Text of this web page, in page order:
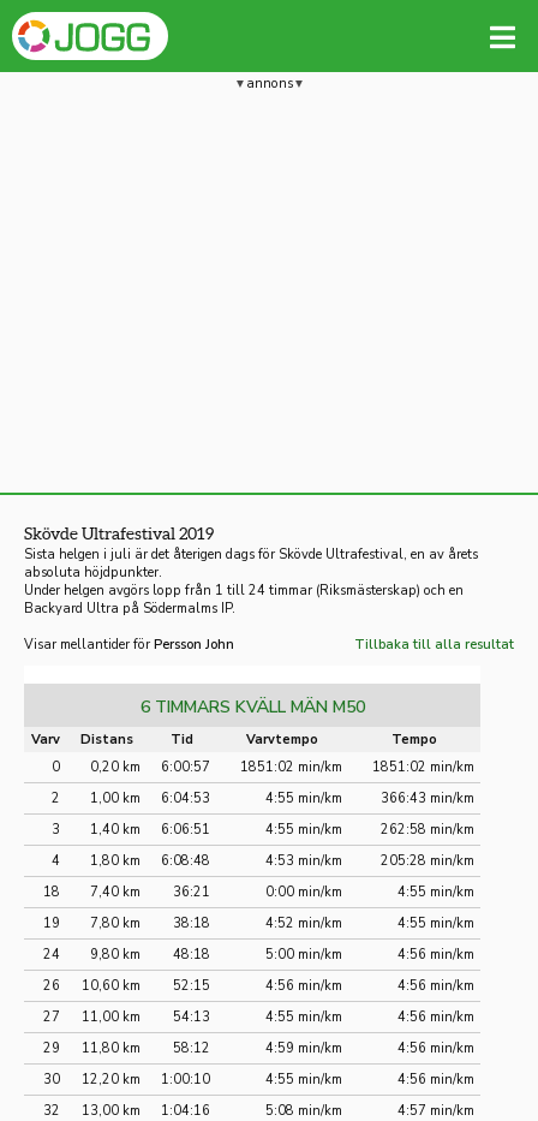
annons
Skövde Ultrafestival 2019
Sista helgen i juli är det återigen dags för Skövde Ultrafestival, en av årets
absoluta höjdpunkter.
Under helgen avgörs lopp från 1 till 24 timmar (Riksmästerskap) och en
Backyard Ultra på Södermalms IP.
Visar mellantider för Persson John Tillbaka till alla resultat
6 TIMMARS KVÄLL MÄN M50
Varv Distans Tid Varvtempo
Tempo
0
0,20 km 6:00:57 1851:02 min/km
1851:02 min/km
2
1,00 km 6:04:53 4:55 min/km
366:43 min/km
3
1,40 km 6:06:51 4:55 min/km
262:58 min/km
4
1,80 km 6:08:48 4:53 min/km
205:28 min/km
18
7,40 km 36:21 0:00 min/km
4:55 min/km
19
7,80 km 38:18 4:52 min/km
4:55 min/km
24
9,80 km 48:18 5:00 min/km
4:56 min/km
26
10,60 km 52:15 4:56 min/km
4:56 min/km
27
11,00 km 54:13 4:55 min/km
4:56 min/km
29
11,80 km 58:12 4:59 min/km
4:56 min/km
30
12,20 km 1:00:10 4:55 min/km
4:56 min/km
32
13,00 km 1:04:16 5:08 min/km
4:57 min/km